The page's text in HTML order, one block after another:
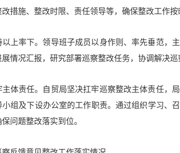
措施、整改时限、责任领导等，确保整改工作按
以上率下。领导班子成员以身作则、率先垂范
情况汇报，研究部署巡察整改任务，协调解决
主体责任。自贸局坚决扛牢巡察整改主体责任，
小组及下设办公室的工作职责。通过组织学习、
问题整改落实到位。